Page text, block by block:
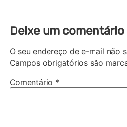
Deixe um comentário
O seu endereço de e-mail não
Campos obrigatórios são
Comentário *